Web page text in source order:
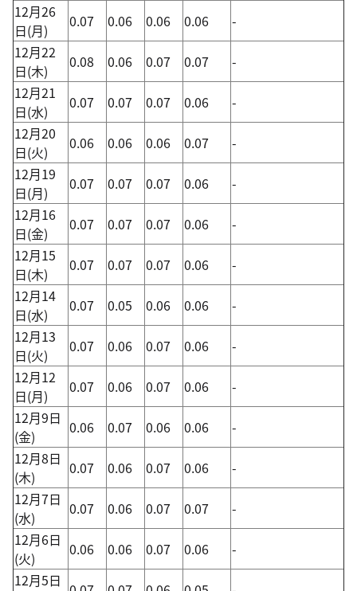
12月26
日(月)
0.07 0.06 0.06 0.06
-
12月22
日(木)
0.08 0.06 0.07 0.07
-
12月21
日(水)
0.07 0.07 0.07 0.06
-
12月20
日(火)
0.06 0.06 0.06 0.07
-
12月19
日(月)
0.07 0.07 0.07 0.06
-
12月16
日(金)
0.07 0.07 0.07 0.06
-
12月15
日(木)
0.07 0.07 0.07 0.06
-
12月14
日(水)
0.07 0.05 0.06 0.06
-
12月13
日(火)
0.07 0.06 0.07 0.06
-
12月12
日(月)
0.07 0.06 0.07 0.06
-
12月9日
(金)
0.06 0.07 0.06 0.06
-
12月8日
(木)
0.07 0.06 0.07 0.06
-
12月7日
(水)
0.07 0.06 0.07 0.07
-
12月6日
(火)
0.06 0.06 0.07 0.06
-
12月5日